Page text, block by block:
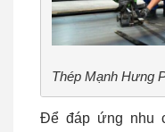
Thép Mạnh Hưng
Để đáp ứng nhu